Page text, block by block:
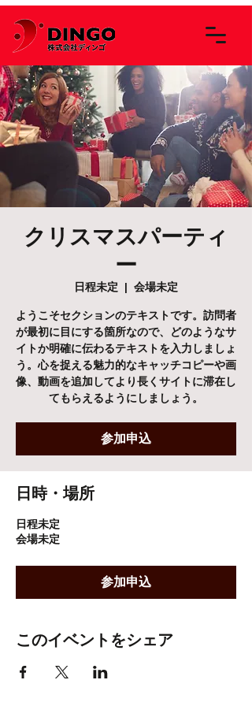
クリスマスパーティ
ー
日程未定
  |
会場未定
ようこそセクションのテキストです。訪問者
が最初に目にする箇所なので、どのようなサ
イトか明確に伝わるテキストを入力しましょ
う。心を捉える魅力的なキャッチコピーや画
像、動画を追加してより長くサイトに滞在し
てもらえるようにしましょう。
参加申込
日時・場所
日程未定
会場未定
参加申込
このイベントをシェア